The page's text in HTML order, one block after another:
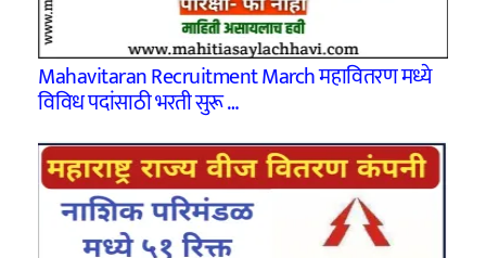
Mahavitaran Recruitment March महावितरण मध्ये
विविध पदांसाठी भरती सुरू …